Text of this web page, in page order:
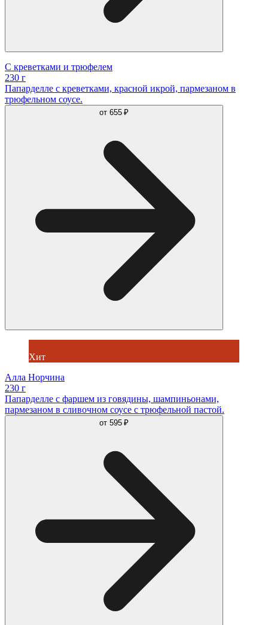
С креветками и трюфелем
230 г
Папарделле с креветками, красной икрой, пармезаном в
трюфельном соусе.
от 655 ₽
Хит
Алла Норчина
230 г
Папарделле с фаршем из говядины, шампиньонами,
пармезаном в сливочном соусе с трюфельной пастой.
от 595 ₽